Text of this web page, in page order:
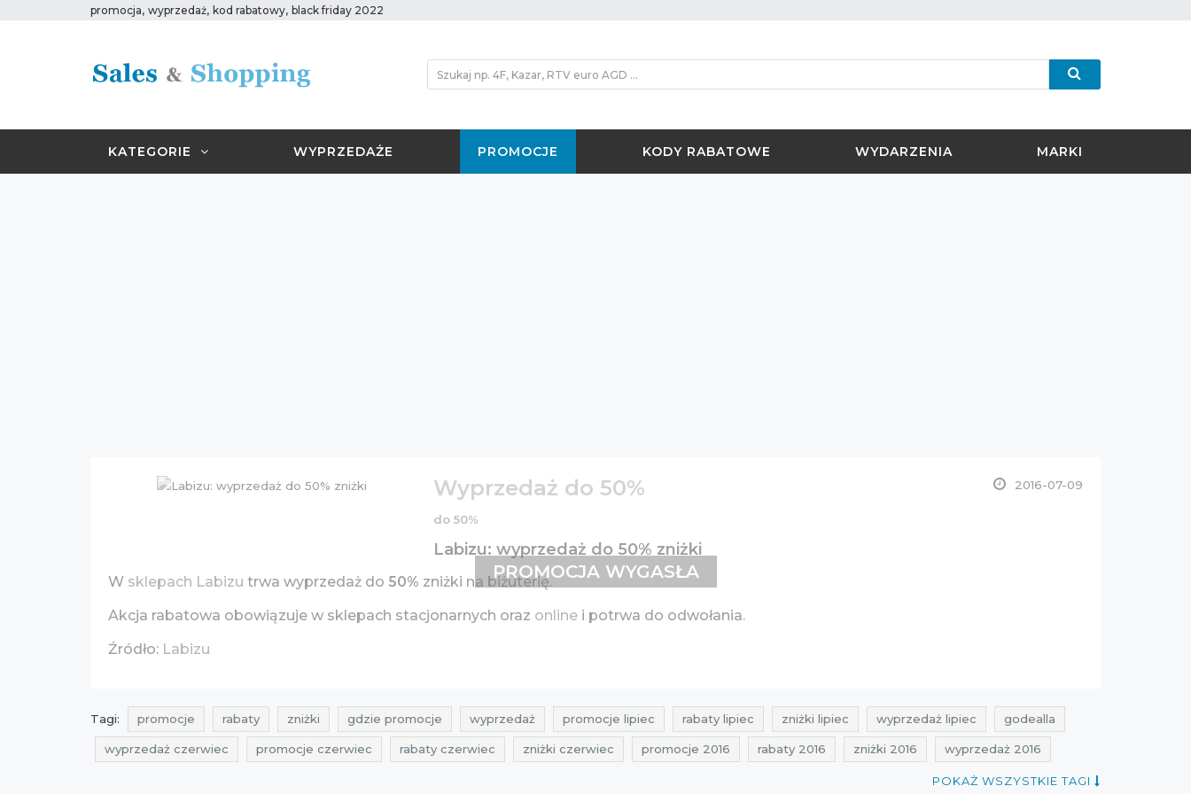
promocja, wyprzedaż, kod rabatowy, black friday 2022
KATEGORIE WYPRZEDAŻE PROMOCJE KODY RABATOWE WYDARZENIA MARKI
Wyprzedaż do 50% 2016-07-09
do 50%
Labizu: wyprzedaż do 50% zniżki
W sklepach Labizu trwa wyprzedaż do 50% zniżki na biżuterię.
Akcja rabatowa obowiązuje w sklepach stacjonarnych oraz online i potrwa do odwołania.
Źródło: Labizu
PROMOCJA WYGASŁA
Tagi: promocje rabaty zniżki gdzie promocje wyprzedaż promocje lipiec rabaty lipiec zniżki lipiec wyprzedaż lipiec godealla
wyprzedaż czerwiec promocje czerwiec rabaty czerwiec zniżki czerwiec promocje 2016 rabaty 2016 zniżki 2016 wyprzedaż 2016
promocje czerwiec 2016POKAŻ WSZYSTKIE TAGI